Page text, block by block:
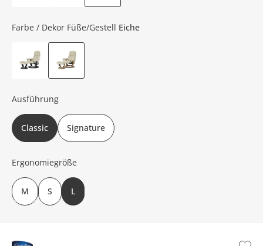
Farbe / Dekor Füße/Gestell Eiche
Ausführung
Classic Signature
Ergonomiegröße
M S L